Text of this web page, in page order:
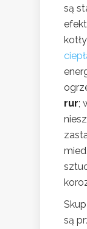
są
rur;
są